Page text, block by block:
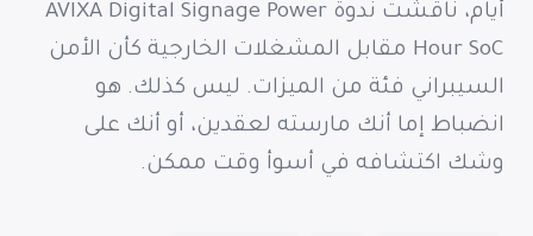
أيام، ناقشت ندوة AVIXA Digital Signage Power
Hour SoC مقابل المشغلات الخارجية كأن الأمن
السيبراني فئة من الميزات. ليس كذلك. هو
انضباط إما أنك مارسته لعقدين، أو أنك على
وشك اكتشافه في أسوأ وقت ممكن.